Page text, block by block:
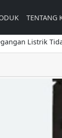
TENTANG
Listrik